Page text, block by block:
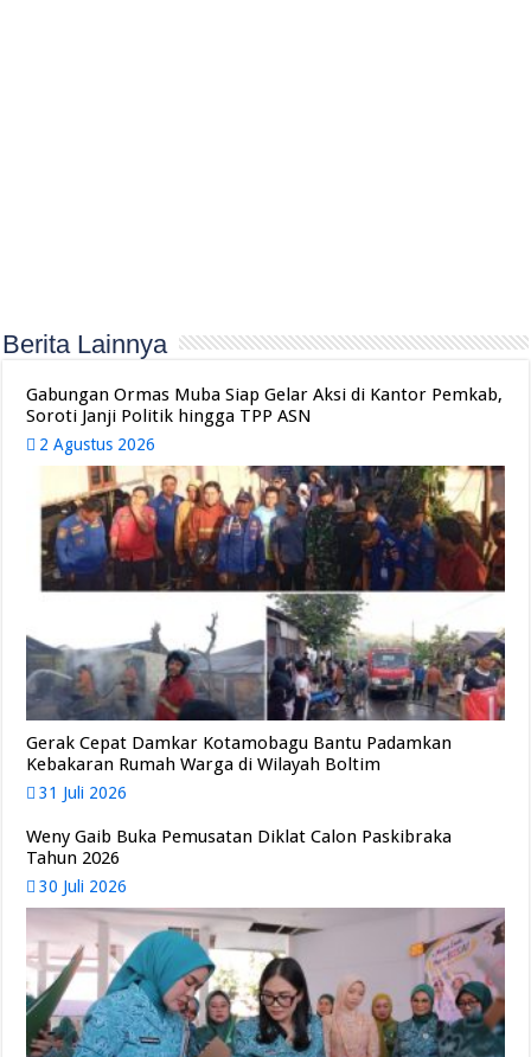
Berita Lainnya
Gabungan Ormas Muba Siap Gelar Aksi di Kantor Pemkab,
Soroti Janji Politik hingga TPP ASN
2 Agustus 2026
Gerak Cepat Damkar Kotamobagu Bantu Padamkan
Kebakaran Rumah Warga di Wilayah Boltim
31 Juli 2026
Weny Gaib Buka Pemusatan Diklat Calon Paskibraka
Tahun 2026
30 Juli 2026